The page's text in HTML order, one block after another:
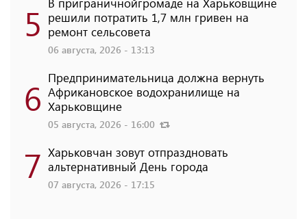
5 решили потратить 1,7 млн ​​гривен на
ремонт сельсовета
06 августа, 2026 - 13:13
6 Предпринимательница должна вернуть
Африкановское водохранилище на
Харьковщине
05 августа, 2026 - 16:00
7 Харьковчан зовут отпраздновать
альтернативный День города
07 августа, 2026 - 17:15